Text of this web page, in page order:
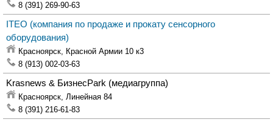
8 (391) 269-90-63
ITEO (компания по продаже и прокату сенсорного
оборудования)
Красноярск, Красной Армии 10 к3
8 (913) 002-03-63
Krasnews & БизнесPark (медиагруппа)
Красноярск, Линейная 84
8 (391) 216-61-83